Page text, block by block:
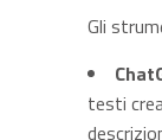
Gli
testi